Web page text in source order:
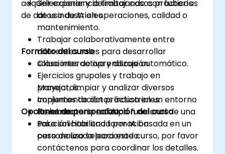
adquirir experiencia trabajando con tuberías
de datos industriales.
Seleccionar y delimitar casos prácticos
de uso de IA en operaciones, calidad o
mantenimiento.
Trabajar colaborativamente entre
diferentes roles para desarrollar
soluciones de aprendizaje automático.
Manejar, limpiar y analizar diversos
conjuntos de datos industriales.
Presentar un prototipo funcional de una
solución habilitada por IA basada en un
caso de uso seleccionado.
Formato del curso
Clase interactiva y discusión.
Ejercicios grupales y trabajo en
proyectos.
Implementación práctica en un entorno
de laboratorio en vivo.
Opciones de personalización del curso
Para solicitar una formación
personalizada para este curso, por favor
contáctenos para coordinar los detalles.